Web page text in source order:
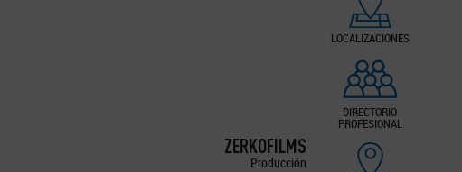
LOCALIZACIONES
DIRECTORIO
PROFESIONAL
ZERKOFILMS
Producción